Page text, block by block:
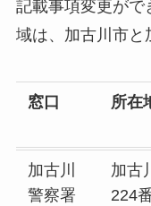
記載事項変更がで
域は、加古川市と
窓口 所在
加古川
警察署
加古
224